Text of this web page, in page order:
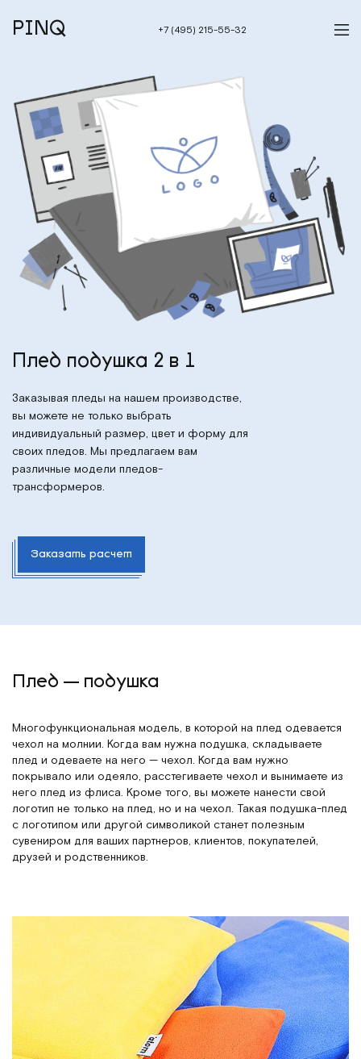
PINQ +7 (495) 215-55-32
Плед подушка 2 в 1
Заказывая пледы на нашем производстве,
вы можете не только выбрать
индивидуальный размер, цвет и форму для
своих пледов. Мы предлагаем вам
различные модели пледов-
трансформеров.
Заказать расчет
Плед — подушка
Многофункциональная модель, в которой на плед одевается
чехол на молнии. Когда вам нужна подушка, складываете
плед и одеваете на него — чехол. Когда вам нужно
покрывало или одеяло, расстегиваете чехол и вынимаете из
него плед из флиса. Кроме того, вы можете нанести свой
логотип не только на плед, но и на чехол. Такая подушка-плед
с логотипом или другой символикой станет полезным
сувениром для ваших партнеров, клиентов, покупателей,
друзей и родственников.